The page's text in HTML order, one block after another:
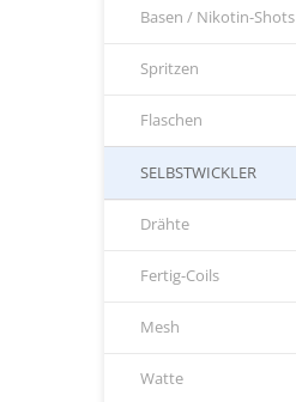
Basen / Nikotin-Shots
Spritzen
Flaschen
SELBSTWICKLER
Drähte
Fertig-Coils
Mesh
Watte